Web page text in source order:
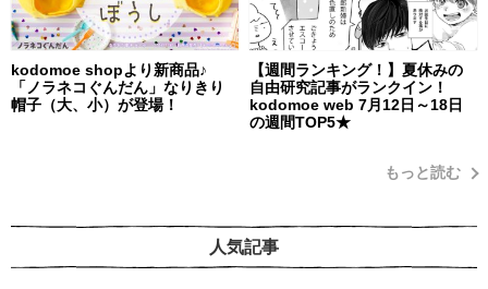
kodomoe shopより新商品♪
「ノラネコぐんだん」なりきり
帽子（大、小）が登場！
【週間ランキング！】夏休みの
自由研究記事がランクイン！
kodomoe web 7月12日～18日
の週間TOP5★
もっと読む
人気記事